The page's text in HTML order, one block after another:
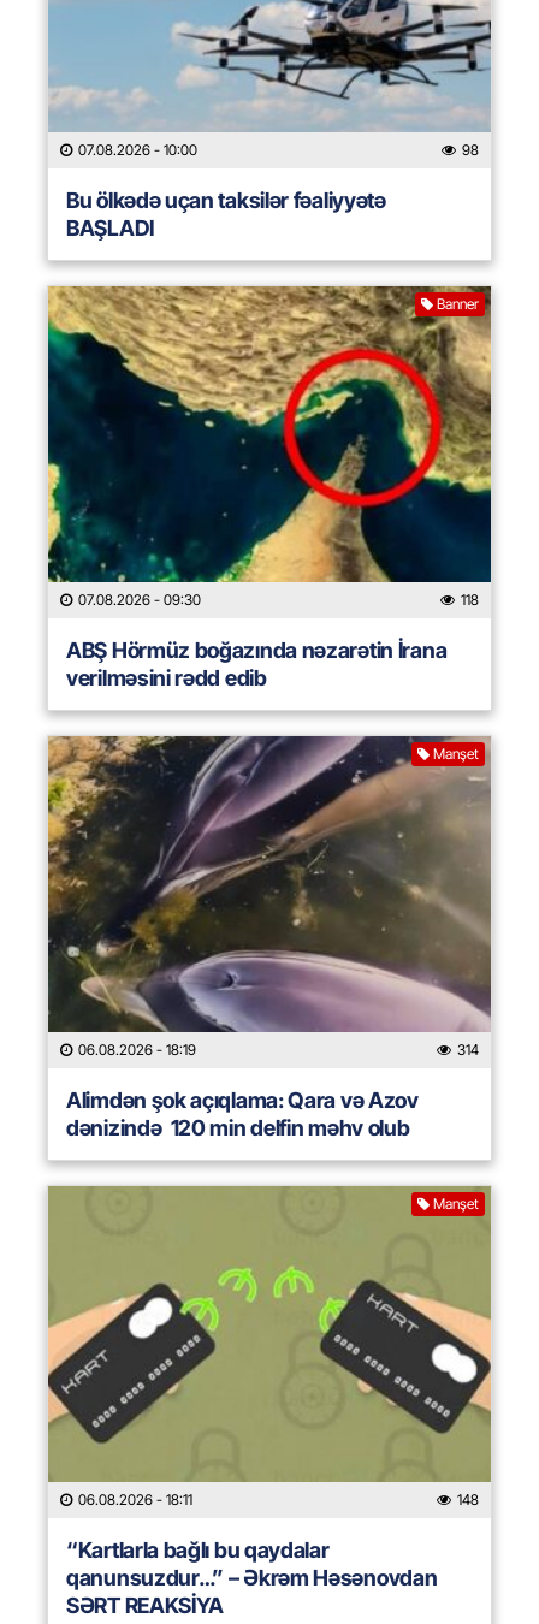
07.08.2026 - 10:00 98
Bu ölkədə uçan taksilər fəaliyyətə
BAŞLADI
Banner
07.08.2026 - 09:30 118
ABŞ Hörmüz boğazında nəzarətin İrana
verilməsini rədd edib
Manşet
06.08.2026 - 18:19 314
Alimdən şok açıqlama: Qara və Azov
dənizində 120 min delfin məhv olub
Manşet
06.08.2026 - 18:11 148
“Kartlarla bağlı bu qaydalar
qanunsuzdur…” – Əkrəm Həsənovdan
SƏRT REAKSİYA